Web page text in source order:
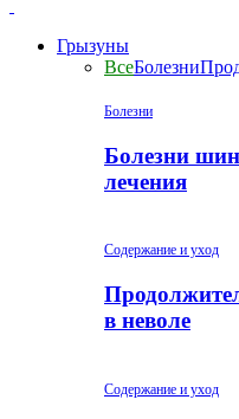
Грызуны
ВсеБолезни
Болезни
Болезни
лечения
Содержание и уход
в неволе
Содержание и уход